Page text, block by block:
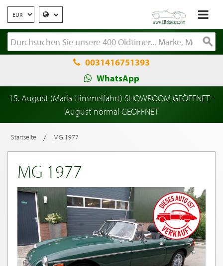
0031416751393
WhatsApp
15. August (Maria Himmelfahrt) SHOWROOM GEÖFFNET -
August normal GEÖFFNET
Startseite / MG 1977
MG 1977